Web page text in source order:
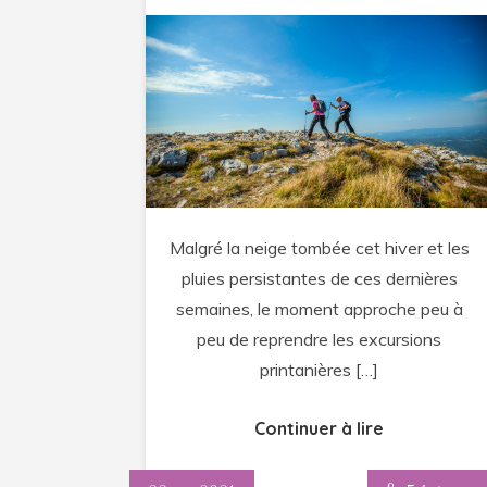
Comment
randonnée
en
montagne
?
Malgré la neige tombée cet hiver et les
pluies persistantes de ces dernières
semaines, le moment approche peu à
peu de reprendre les excursions
printanières […]
Continuer à lire